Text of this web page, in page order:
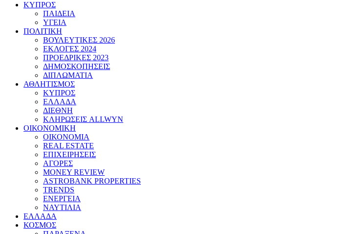
ΚΥΠΡΟΣ
ΠΑΙΔΕΙΑ
ΥΓΕΙΑ
ΠΟΛΙΤΙΚΗ
ΒΟΥΛΕΥΤΙΚΕΣ 2026
ΕΚΛΟΓΕΣ 2024
ΠΡΟΕΔΡΙΚΕΣ 2023
ΔΗΜΟΣΚΟΠΗΣΕΙΣ
ΔΙΠΛΩΜΑΤΙΑ
ΑΘΛΗΤΙΣΜΟΣ
ΚΥΠΡΟΣ
ΕΛΛΑΔΑ
ΔΙΕΘΝΗ
ΚΛΗΡΩΣΕΙΣ ALLWYN
ΟΙΚΟΝΟΜΙΚΗ
ΟΙΚΟΝΟΜΙΑ
REAL ESTATE
ΕΠΙΧΕΙΡΗΣΕΙΣ
ΑΓΟΡΕΣ
MONEY REVIEW
ASTROBANK PROPERTIES
TRENDS
ΕΝΕΡΓΕΙΑ
ΝΑΥΤΙΛΙΑ
ΕΛΛΑΔΑ
ΚΟΣΜΟΣ